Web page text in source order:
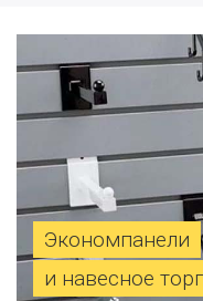
Экономпанели
и навесное